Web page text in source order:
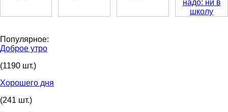
Популярное:
Доброе утро
(1190 шт.)
Хорошего дня
(241 шт.)